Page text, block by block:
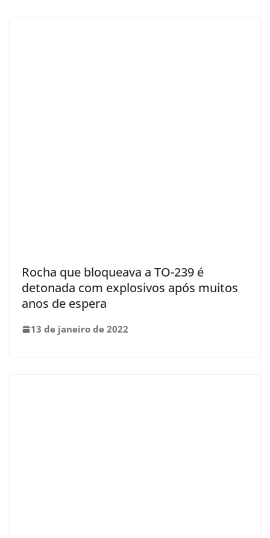
Rocha que bloqueava a TO-239 é
detonada com explosivos após muitos
anos de espera
13 de janeiro de 2022